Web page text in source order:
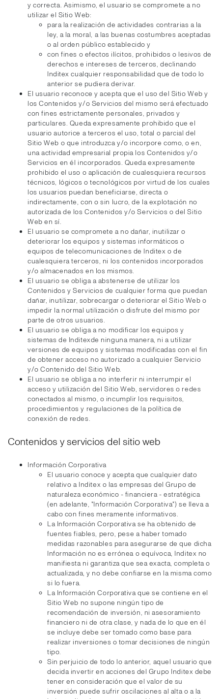
y correcta. Asimismo, el usuario se compromete a no
utilizar el Sitio Web:
para la realización de actividades contrarias a la
ley, a la moral, a las buenas costumbres aceptadas
o al orden público establecido y
con fines o efectos ilícitos, prohibidos o lesivos de
derechos e intereses de terceros, declinando
Inditex cualquier responsabilidad que de todo lo
anterior se pudiera derivar.
El usuario reconoce y acepta que el uso del Sitio Web y
los Contenidos y/o Servicios del mismo será efectuado
con fines estrictamente personales, privados y
particulares. Queda expresamente prohibido que el
usuario autorice a terceros el uso, total o parcial del
Sitio Web o que introduzca y/o incorpore como, o en,
una actividad empresarial propia los Contenidos y/o
Servicios en él incorporados. Queda expresamente
prohibido el uso o aplicación de cualesquiera recursos
técnicos, lógicos o tecnológicos por virtud de los cuales
los usuarios puedan beneficiarse, directa o
indirectamente, con o sin lucro, de la explotación no
autorizada de los Contenidos y/o Servicios o del Sitio
Web en sí.
El usuario se compromete a no dañar, inutilizar o
deteriorar los equipos y sistemas informáticos o
equipos de telecomunicaciones de Inditex o de
cualesquiera terceros, ni los contenidos incorporados
y/o almacenados en los mismos.
El usuario se obliga a abstenerse de utilizar los
Contenidos y Servicios de cualquier forma que puedan
dañar, inutilizar, sobrecargar o deteriorar el Sitio Web o
impedir la normal utilización o disfrute del mismo por
parte de otros usuarios.
El usuario se obliga a no modificar los equipos y
sistemas de Inditexde ninguna manera, ni a utilizar
versiones de equipos y sistemas modificadas con el fin
de obtener acceso no autorizado a cualquier Servicio
y/o Contenido del Sitio Web.
El usuario se obliga a no interferir ni interrumpir el
acceso y utilización del Sitio Web, servidores o redes
conectados al mismo, o incumplir los requisitos,
procedimientos y regulaciones de la política de
conexión de redes.
Contenidos y servicios del sitio web
Información Corporativa
El usuario conoce y acepta que cualquier dato
relativo a Inditex o las empresas del Grupo de
naturaleza económico - financiera - estratégica
(en adelante, "Información Corporativa") se lleva a
cabo con fines meramente informativos.
La Información Corporativa se ha obtenido de
fuentes fiables, pero, pese a haber tomado
medidas razonables para asegurarse de que dicha
Información no es errónea o equívoca, Inditex no
manifiesta ni garantiza que sea exacta, completa o
actualizada, y no debe confiarse en la misma como
si lo fuera.
La Información Corporativa que se contiene en el
Sitio Web no supone ningún tipo de
recomendación de inversión, ni asesoramiento
financiero ni de otra clase, y nada de lo que en él
se incluye debe ser tomado como base para
realizar inversiones o tomar decisiones de ningún
tipo.
Sin perjuicio de todo lo anterior, aquel usuario que
decida invertir en acciones del Grupo Inditex debe
tener en consideración que el valor de su
inversión puede sufrir oscilaciones al alta o a la